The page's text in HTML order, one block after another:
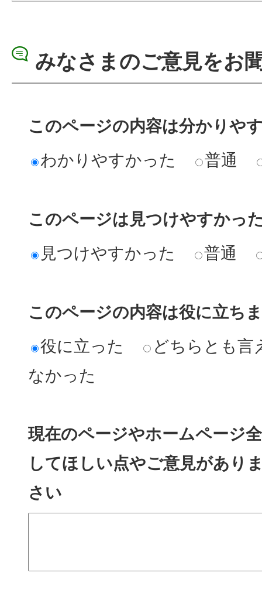
みなさまのご意見をお
このページの内容は分かりや
わかりやすかった
普通
このページは見つけやすかっ
見つけやすかった
普通
このページの内容は役に立ち
役に立った
どちらとも言
なかった
現在のページやホームページ
してほしい点やご意見があり
さい